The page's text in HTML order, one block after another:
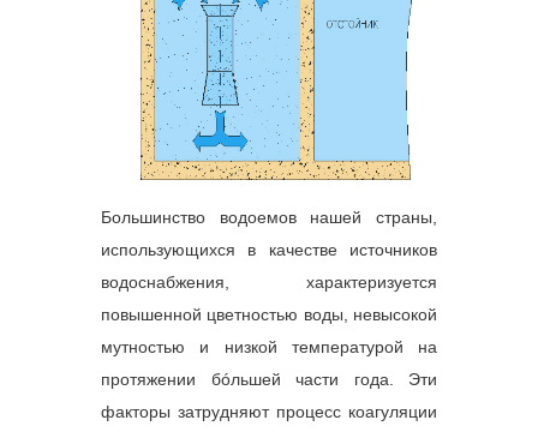
Большинство водоемов нашей страны,
использующихся в качестве источников
водоснабжения, характеризуется
повышенной цветностью воды, невысокой
мутностью и низкой температурой на
протяжении бóльшей части года. Эти
факторы затрудняют процесс коагуляции